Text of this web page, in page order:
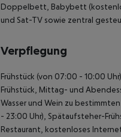
Doppelbett, Babybett
und Sat-TV sowie zentral
Verpflegung
Frühstück (von 07:00 - 10:00
Frühstück, Mittag- und
Wasser und Wein zu
- 23:00 Uhr), Spätaufsteher-
Restaurant, kostenloses